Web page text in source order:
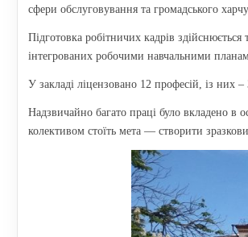
сфери обслуговування та громадського
Підготовка робітничих кадрів
інтегрованих робочими навчальними
У закладі ліцензовано 12 професій, із них
Надзвичайно багато праці було вкладено в
колективом стоїть мета — створити